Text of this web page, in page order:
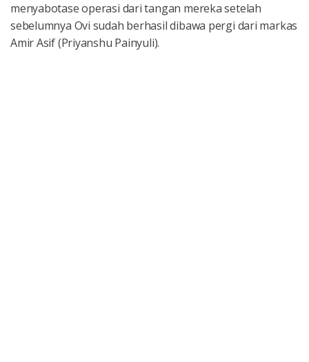
menyabotase operasi dari tangan mereka setelah
sebelumnya Ovi sudah berhasil dibawa pergi dari markas
Amir Asif (Priyanshu Painyuli).